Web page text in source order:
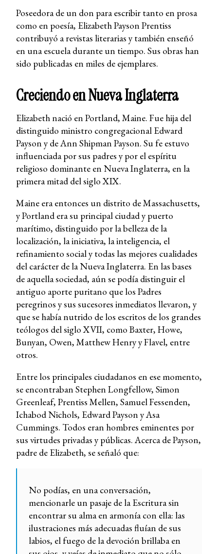
Poseedora de un don para escribir tanto en prosa
como en poesía, Elizabeth Payson Prentiss
contribuyó a revistas literarias y también enseñó
en una escuela durante un tiempo. Sus obras han
sido publicadas en miles de ejemplares.
Creciendo en Nueva Inglaterra
Elizabeth nació en Portland, Maine. Fue hija del
distinguido ministro congregacional Edward
Payson y de Ann Shipman Payson. Su fe estuvo
influenciada por sus padres y por el espíritu
religioso dominante en Nueva Inglaterra, en la
primera mitad del siglo XIX.
Maine era entonces un distrito de Massachusetts,
y Portland era su principal ciudad y puerto
marítimo, distinguido por la belleza de la
localización, la iniciativa, la inteligencia, el
refinamiento social y todas las mejores cualidades
del carácter de la Nueva Inglaterra. En las bases
de aquella sociedad, aún se podía distinguir el
antiguo aporte puritano que los Padres
peregrinos y sus sucesores inmediatos llevaron, y
que se había nutrido de los escritos de los grandes
teólogos del siglo XVII, como Baxter, Howe,
Bunyan, Owen, Matthew Henry y Flavel, entre
otros.
Entre los principales ciudadanos en ese momento,
se encontraban Stephen Longfellow, Simon
Greenleaf, Prentiss Mellen, Samuel Fessenden,
Ichabod Nichols, Edward Payson y Asa
Cummings. Todos eran hombres eminentes por
sus virtudes privadas y públicas. Acerca de Payson,
padre de Elizabeth, se señaló que:
No podías, en una conversación,
mencionarle un pasaje de la Escritura sin
encontrar su alma en armonía con ella: las
ilustraciones más adecuadas fluían de sus
labios, el fuego de la devoción brillaba en